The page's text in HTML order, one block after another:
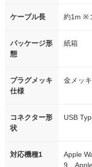
ケーブル長 約1m ※
パッケージ形
態
紙箱
プラグメッキ
仕様
金メッ
コネクター形
状
USB
対応機種1
Apple
9、